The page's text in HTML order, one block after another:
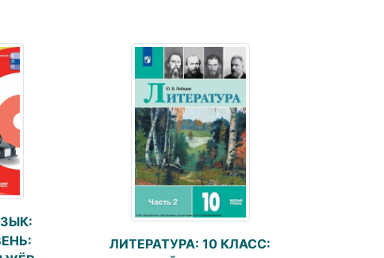
ЛИТЕРАТУРА: 10 КЛАСС: